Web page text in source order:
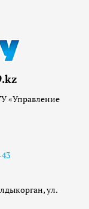
«Управление
ул.